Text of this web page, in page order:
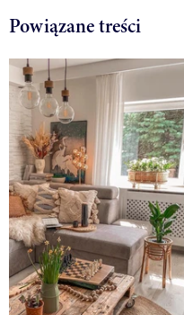
Powiązane treści